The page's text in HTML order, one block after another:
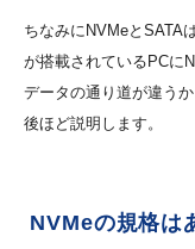
ちなみにNVMeとSATA
が搭載されているPCに
データの通り道が違う
後ほど説明します。
NVMeの規格は